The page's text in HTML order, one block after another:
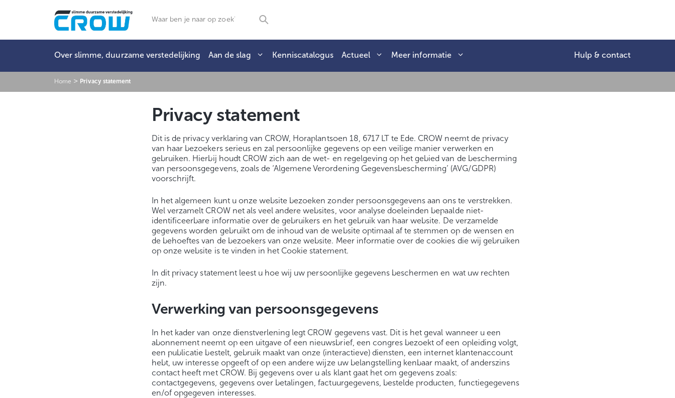
Zoeken
Over slimme, duurzame verstedelijking Aan de slag Kenniscatalogus Actueel Meer informatie Hulp & contact
Home > Privacy statement
Privacy statement
Dit is de privacy verklaring van CROW, Horaplantsoen 18, 6717 LT te Ede. CROW neemt de privacy
van haar bezoekers serieus en zal persoonlijke gegevens op een veilige manier verwerken en
gebruiken. Hierbij houdt CROW zich aan de wet- en regelgeving op het gebied van de bescherming
van persoonsgegevens, zoals de ‘Algemene Verordening Gegevensbescherming’ (AVG/GDPR)
voorschrijft.
In het algemeen kunt u onze website bezoeken zonder persoonsgegevens aan ons te verstrekken.
Wel verzamelt CROW net als veel andere websites, voor analyse doeleinden bepaalde niet-
identificeerbare informatie over de gebruikers en het gebruik van haar website. De verzamelde
gegevens worden gebruikt om de inhoud van de website optimaal af te stemmen op de wensen en
de behoeftes van de bezoekers van onze website. Meer informatie over de cookies die wij gebruiken
op onze website is te vinden in het Cookie statement.
In dit privacy statement leest u hoe wij uw persoonlijke gegevens beschermen en wat uw rechten
zijn.
Verwerking van persoonsgegevens
In het kader van onze dienstverlening legt CROW gegevens vast. Dit is het geval wanneer u een
abonnement neemt op een uitgave of een nieuwsbrief, een congres bezoekt of een opleiding volgt,
een publicatie bestelt, gebruik maakt van onze (interactieve) diensten, een internet klantenaccount
hebt, uw interesse opgeeft of op een andere wijze uw belangstelling kenbaar maakt, of anderszins
contact heeft met CROW. Bij gegevens over u als klant gaat het om gegevens zoals:
contactgegevens, gegevens over betalingen, factuurgegevens, bestelde producten, functiegegevens
en/of opgegeven interesses.